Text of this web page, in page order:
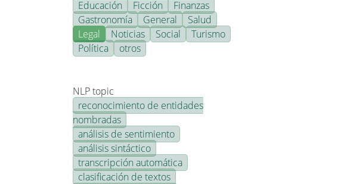
Educación
Ficción
Finanzas
Gastronomía
General
Salud
Legal
Noticias Social
Turismo
Política
otros
NLP topic
reconocimiento de entidades
nombradas
análisis de sentimiento
análisis sintáctico
transcripción automática
clasificación de textos